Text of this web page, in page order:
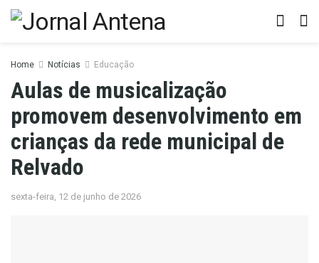
Home Notícias Educação
Aulas de musicalização
promovem desenvolvimento em
crianças da rede municipal de
Relvado
sexta-feira, 12 de junho de 2026